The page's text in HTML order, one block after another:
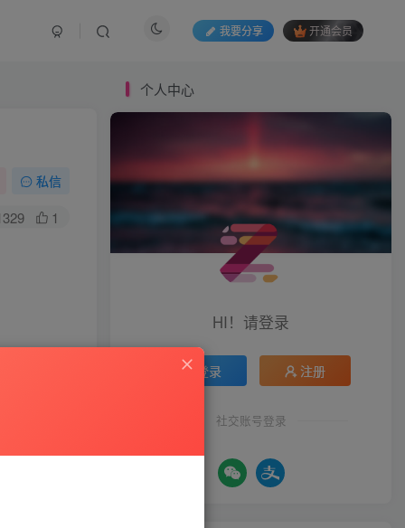
我要分享 开通会员
私信
1
个人中心
HI！请登录
登录 注册
社交账号登录